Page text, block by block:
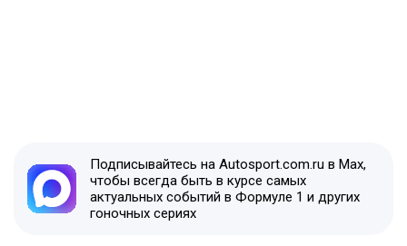
Подписывайтесь на Autosport.com.ru в Max,
чтобы всегда быть в курсе самых
актуальных событий в Формуле 1 и других
гоночных сериях